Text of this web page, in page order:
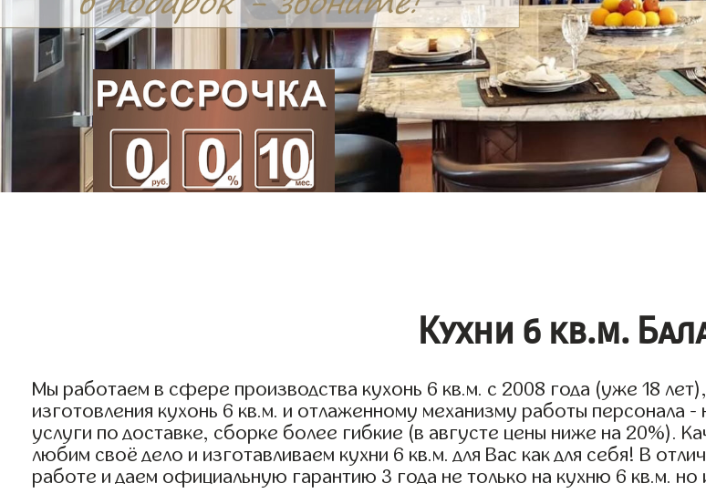
Кухни 6 кв.м.
Мы работаем в сфере производства кухонь 6 кв.м. с 2008 года (уже 18
изготовления кухонь 6 кв.м. и отлаженному механизму работы персонала
услуги по доставке, сборке более гибкие (в августе цены ниже на 20%).
любим своё дело и изготавливаем кухни 6 кв.м. для Вас как для себя! В
работе и даем официальную гарантию 3 года не только на кухню 6 кв.м.